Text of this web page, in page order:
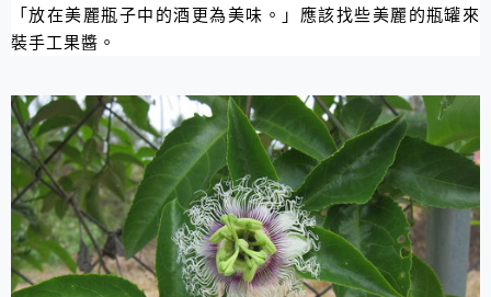
「放在美麗瓶子中的酒更為美味。」應該找些美麗的瓶罐來
裝手工果醬。